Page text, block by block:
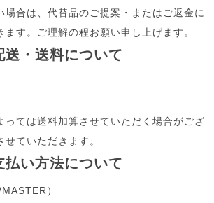
場合は、代替品のご提案・またはご返金に
ます。ご理解の程お願い申し上げます。
送・送料について
ては送料加算させていただく場合がござ
ていただきます。
払い方法について
）